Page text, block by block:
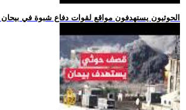
.. الحوثيون يستهدفون مواقع لقوات دفاع شبوة في بيحان